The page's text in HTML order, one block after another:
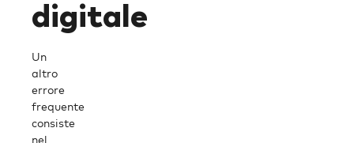
digitale
Un
altro
errore
frequente
consiste
nel